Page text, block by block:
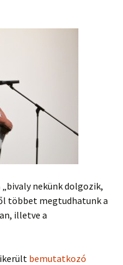
nekünk dolgozik,
többet megtudhatunk a
illetve a
bemutatkozó